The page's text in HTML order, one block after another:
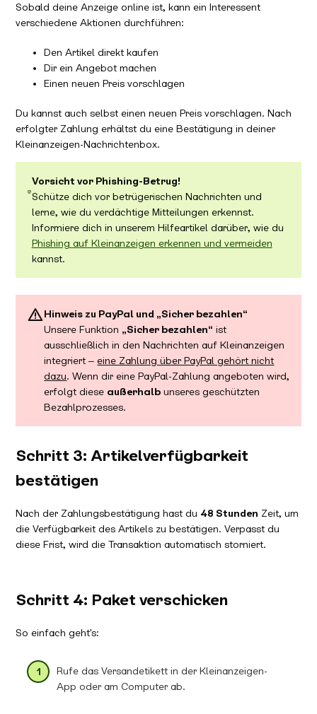
Sobald deine Anzeige online ist, kann ein Interessent
verschiedene Aktionen durchführen:
Den Artikel direkt kaufen
Dir ein Angebot machen
Einen neuen Preis vorschlagen
Du kannst auch selbst einen neuen Preis vorschlagen. Nach
erfolgter Zahlung erhältst du eine Bestätigung in deiner
Kleinanzeigen-Nachrichtenbox.
Vorsicht vor Phishing-Betrug!
Schütze dich vor betrügerischen Nachrichten und
lerne, wie du verdächtige Mitteilungen erkennst.
Informiere dich in unserem Hilfeartikel darüber, wie du
Phishing auf Kleinanzeigen erkennen und vermeiden
kannst.
Hinweis zu PayPal und „Sicher bezahlen“
Unsere Funktion „Sicher bezahlen“ ist
ausschließlich in den Nachrichten auf Kleinanzeigen
integriert –eine Zahlung über PayPal gehört nicht
dazu. Wenn dir eine PayPal-Zahlung angeboten wird,
erfolgt diese außerhalb unseres geschützten
Bezahlprozesses.
Schritt 3: Artikelverfügbarkeit
bestätigen
Nach der Zahlungsbestätigung hast du 48 Stunden Zeit, um
die Verfügbarkeit des Artikels zu bestätigen. Verpasst du
diese Frist, wird die Transaktion automatisch storniert.
Schritt 4: Paket verschicken
So einfach geht's:
Rufe das Versandetikett in der Kleinanzeigen-
App oder am Computer ab.